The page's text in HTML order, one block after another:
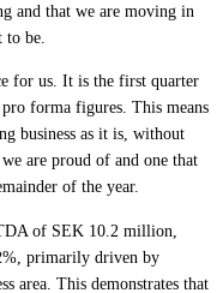
and that we are moving in
to be.
for us. It is the first quarter
forma figures. This means
business as it is, without
are proud of and one that
of the year.
of SEK 10.2 million,
primarily driven by
area. This demonstrates that